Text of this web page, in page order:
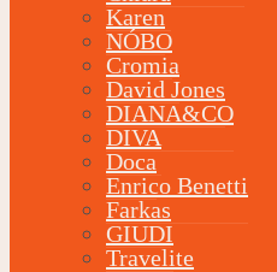
Karen
NÓBO
Cromia
David Jones
DIANA&CO
DIVA
Doca
Enrico Benetti
Farkas
GIUDI
Travelite